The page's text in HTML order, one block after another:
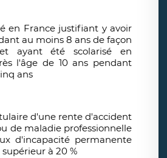
en France justifiant y avoir
au moins 8 ans de façon
ayant été scolarisé en
l'âge de 10 ans pendant
ans
d'une rente d'accident
de maladie professionnelle
d'incapacité permanente
à 20 %